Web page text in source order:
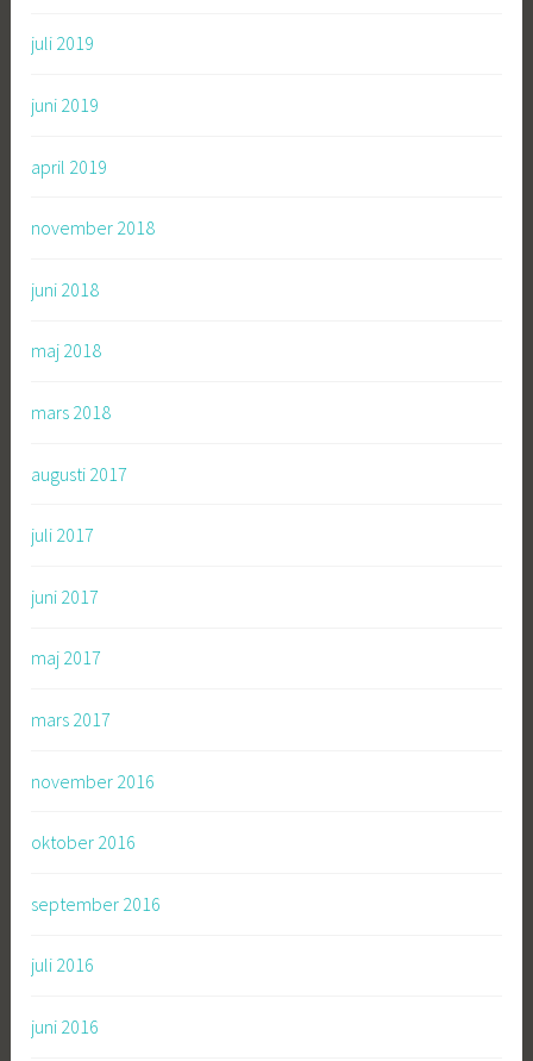
juli 2019
juni 2019
april 2019
november 2018
juni 2018
maj 2018
mars 2018
augusti 2017
juli 2017
juni 2017
maj 2017
mars 2017
november 2016
oktober 2016
september 2016
juli 2016
juni 2016